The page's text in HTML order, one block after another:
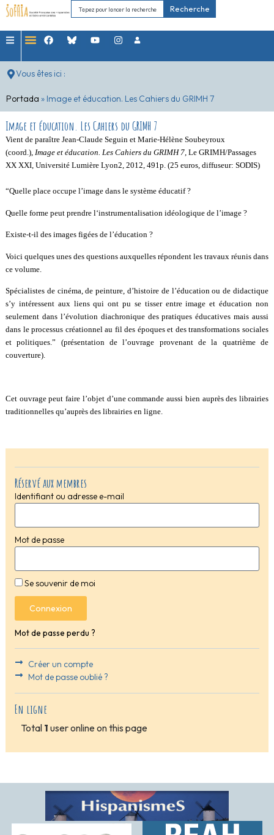
Recherche
Vous êtes ici :
Portada » Image et éducation. Les Cahiers du GRIMH 7
Réservé aux membres
Identifiant ou adresse e-mail
Mot de passe
Se souvenir de moi
Connexion
Mot de passe perdu ?
Créer un compte
Mot de passe oublié ?
En ligne
Total 1 user online on this page
Image et éducation. Les Cahiers du GRIMH 7
Vient de paraître Jean-Claude Seguin et Marie-Hélène Soubeyroux
(coord.), Image et éducation. Les Cahiers du GRIMH 7, Le GRIMH/Passages
XX XXI, Université Lumière Lyon2, 2012, 491p. (25 euros, diffuseur: SODIS)
“Quelle place occupe l’image dans le système éducatif ?
Quelle forme peut prendre l‘instrumentalisation idéologique de l’image ?
Existe-t-il des images figées de l’éducation ?
Voici quelques unes des questions auxquelles répondent les travaux réunis dans
ce volume.
Spécialistes de cinéma, de peinture, d’histoire de l’éducation ou de didactique
s’y intéressent aux liens qui ont pu se tisser entre image et éducation non
seulement dans l’évolution diachronique des pratiques éducatives mais aussi
dans le processus créationnel au fil des époques et des transformations sociales
et politiques.” (présentation de l’ouvrage provenant de la quatrième de
couverture).
Cet ouvrage peut faire l’objet d’une commande aussi bien auprès des librairies
traditionnelles qu’auprès des librairies en ligne.